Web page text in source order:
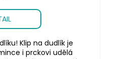
Klip na dudlík je
i prckovi udělá